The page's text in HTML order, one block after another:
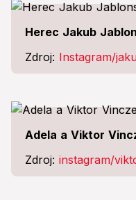
Herec Jakub
Zdroj: Instagram/
Adela a Viktor
Zdroj: instagram/